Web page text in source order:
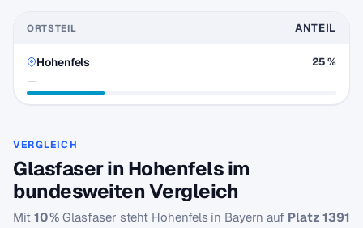
ORTSTEIL ANTEIL
Hohenfels
—
25 %
VERGLEICH
Glasfaser in Hohenfels im
bundesweiten Vergleich
Mit 10 % Glasfaser steht Hohenfels in Bayern auf Platz 1391